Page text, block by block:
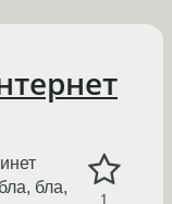
1
бла,